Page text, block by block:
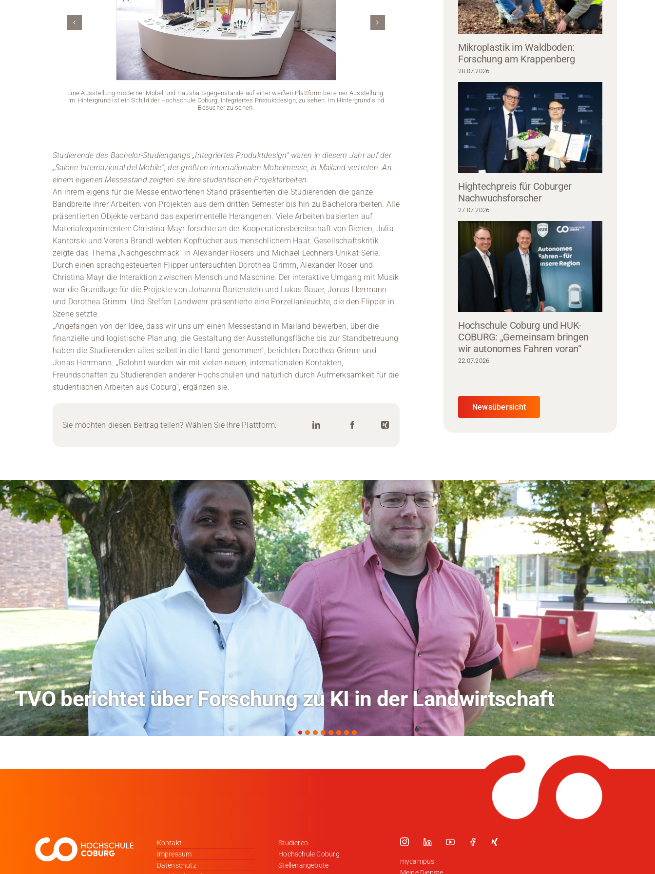
Eine Ausstellung moderner Möbel und Haushaltsgegenstände auf einer weißen Plattform bei einer Ausstellung.
Im Hintergrund ist ein Schild der Hochschule Coburg, Integriertes Produktdesign, zu sehen. Im Hintergrund sind
Besucher zu sehen.
Eine Kunstausstellung an der Hochschule Coburg zeigt eine Reihe von Skulpturen, die an
und auf einer Holzkonstruktion ausgestellt sind. Im Hintergrund der geräumigen
betrachten Menschen verschiedene Kunstwerke.
Studierende des Bachelor-Studiengangs „Integriertes Produktdesign“ waren in diesem Jahr auf der
„Salone Internazional del Mobile“, der größten internationalen Möbelmesse, in Mailand vertreten. An
einem eigenen Messestand zeigten sie ihre studentischen Projektarbeiten.
An ihrem eigens für die Messe entworfenen Stand präsentierten die Studierenden die ganze
Bandbreite ihrer Arbeiten: von Projekten aus dem dritten Semester bis hin zu Bachelorarbeiten. Alle
präsentierten Objekte verband das experimentelle Herangehen. Viele Arbeiten basierten auf
Materialexperimenten: Christina Mayr forschte an der Kooperationsbereitschaft von Bienen, Julia
Kantorski und Verena Brandl webten Kopftücher aus menschlichem Haar. Gesellschaftskritik
zeigte das Thema „Nachgeschmack“ in Alexander Rosers und Michael Lechners Unikat-Serie.
Durch einen sprachgesteuerten Flipper untersuchten Dorothea Grimm, Alexander Roser und
Christina Mayr die Interaktion zwischen Mensch und Maschine. Der interaktive Umgang mit Musik
war die Grundlage für die Projekte von Johanna Bartenstein und Lukas Bauer, Jonas Herrmann
und Dorothea Grimm. Und Steffen Landwehr präsentierte eine Porzellanleuchte, die den Flipper in
Szene setzte.
„Angefangen von der Idee, dass wir uns um einen Messestand in Mailand bewerben, über die
finanzielle und logistische Planung, die Gestaltung der Ausstellungsfläche bis zur Standbetreuung
haben die Studierenden alles selbst in die Hand genommen“, berichten Dorothea Grimm und
Jonas Herrmann. „Belohnt wurden wir mit vielen neuen, internationalen Kontakten,
Freundschaften zu Studierenden anderer Hochschulen und natürlich durch Aufmerksamkeit für die
studentischen Arbeiten aus Coburg“, ergänzen sie.
Sie möchten diesen Beitrag teilen? Wählen Sie Ihre Plattform:
Mikroplastik im Waldboden:
Forschung am Krappenberg
28.07.2026
Hightechpreis für Coburger
Nachwuchsforscher
27.07.2026
Hochschule Coburg und HUK-
COBURG: „Gemeinsam bringen
wir autonomes Fahren voran“
22.07.2026
Newsübersicht
Hitze-Aktionstag: Hochschule Coburg im Radio Bamberg
Kontakt
Impressum
Datenschutz
Studieren
Hochschule Coburg
Stellenangebote
mycampus